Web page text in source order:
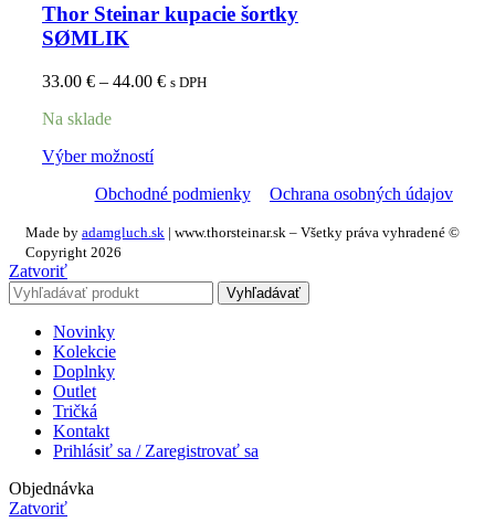
Thor Steinar kupacie šortky
SØMLIK
33.00 € – 44.00 € s DPH
Na sklade
Výber možností
Obchodné podmienky
Ochrana osobných údajov
Made by adamgluch.sk | www.thorsteinar.sk – Všetky práva vyhradené ©
Copyright 2026
Zatvoriť
Vyhľadávať
Novinky
Kolekcie
Doplnky
Outlet
Tričká
Kontakt
Prihlásiť sa / Zaregistrovať sa
Objednávka
Zatvoriť